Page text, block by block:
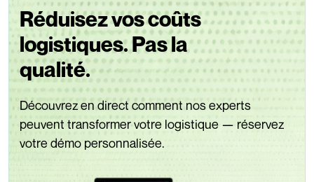
Réduisez vos coûts
logistiques. Pas la
qualité.
Découvrez en direct comment nos experts
peuvent transformer votre logistique — réservez
votre démo personnalisée.